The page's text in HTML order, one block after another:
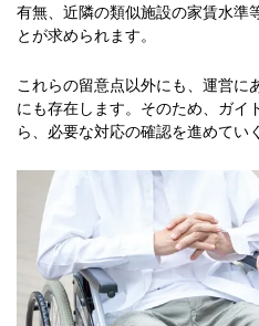
有無、近隣の類似施設の家賃水準
とが求められます。
これらの留意点以外にも、運営に
にも存在します。そのため、ガイ
ら、必要な対応の確認を進めてい